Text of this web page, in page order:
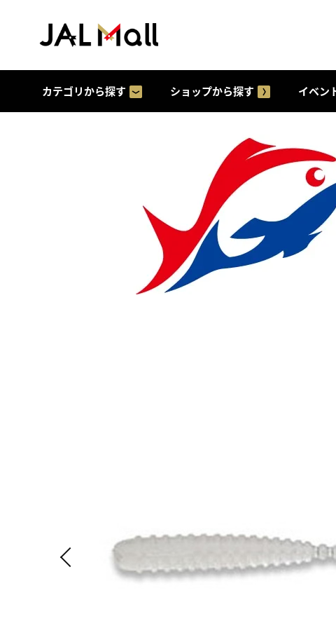
カテゴリから探す ショップから探す イベン